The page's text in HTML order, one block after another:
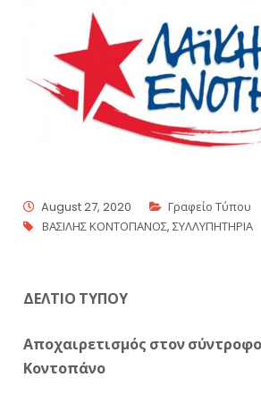
August 27, 2020
Γραφείο Τύπου
ΒΑΣΙΛΗΣ ΚΟΝΤΟΠΑΝΟΣ,ΣΥΛΛΥΠΗΤΗΡΙΑ
ΔΕΛΤΙΟ ΤΥΠΟΥ
Αποχαιρετισμός στον
Κοντοπάνο